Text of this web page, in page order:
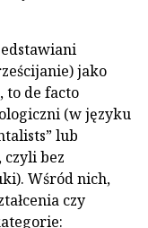
jako
to de facto
(w języku
lub
czyli bez
Wśród nich,
czy